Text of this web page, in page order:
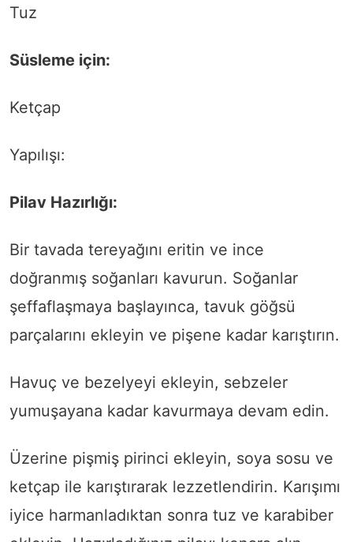
Tuz
Süsleme için:
Ketçap
Yapılışı:
Pilav Hazırlığı:
Bir tavada tereyağını eritin ve ince
doğranmış soğanları kavurun. Soğanlar
şeffaflaşmaya başlayınca, tavuk göğsü
parçalarını ekleyin ve pişene kadar karıştırın.
Havuç ve bezelyeyi ekleyin, sebzeler
yumuşayana kadar kavurmaya devam edin.
Üzerine pişmiş pirinci ekleyin, soya sosu ve
ketçap ile karıştırarak lezzetlendirin. Karışımı
iyice harmanladıktan sonra tuz ve karabiber